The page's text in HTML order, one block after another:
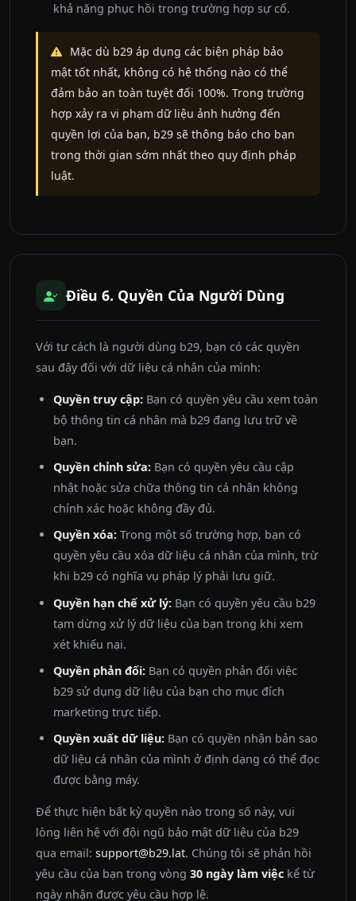
khả năng phục hồi trong trường hợp sự cố.
Mặc dù b29 áp dụng các biện pháp bảo
mật tốt nhất, không có hệ thống nào có thể
đảm bảo an toàn tuyệt đối 100%. Trong trường
hợp xảy ra vi phạm dữ liệu ảnh hưởng đến
quyền lợi của bạn, b29 sẽ thông báo cho bạn
trong thời gian sớm nhất theo quy định pháp
luật.
Điều 6. Quyền Của Người Dùng
Với tư cách là người dùng b29, bạn có các quyền
sau đây đối với dữ liệu cá nhân của mình:
Quyền truy cập: Bạn có quyền yêu cầu xem toàn
bộ thông tin cá nhân mà b29 đang lưu trữ về
bạn.
Quyền chỉnh sửa: Bạn có quyền yêu cầu cập
nhật hoặc sửa chữa thông tin cá nhân không
chính xác hoặc không đầy đủ.
Quyền xóa: Trong một số trường hợp, bạn có
quyền yêu cầu xóa dữ liệu cá nhân của mình, trừ
khi b29 có nghĩa vụ pháp lý phải lưu giữ.
Quyền hạn chế xử lý: Bạn có quyền yêu cầu b29
tạm dừng xử lý dữ liệu của bạn trong khi xem
xét khiếu nại.
Quyền phản đối: Bạn có quyền phản đối việc
b29 sử dụng dữ liệu của bạn cho mục đích
marketing trực tiếp.
Quyền xuất dữ liệu: Bạn có quyền nhận bản sao
dữ liệu cá nhân của mình ở định dạng có thể đọc
được bằng máy.
Để thực hiện bất kỳ quyền nào trong số này, vui
lòng liên hệ với đội ngũ bảo mật dữ liệu của b29
qua email: support@b29.lat. Chúng tôi sẽ phản hồi
yêu cầu của bạn trong vòng 30 ngày làm việc kể từ
ngày nhận được yêu cầu hợp lệ.